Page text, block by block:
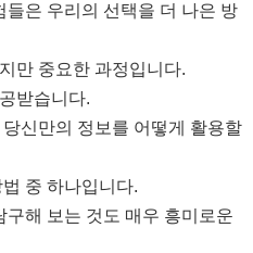
은 우리의 선택을 더 나은 방
만 중요한 과정입니다.
받습니다.
신만의 정보를 어떻게 활용할
중 하나입니다.
해 보는 것도 매우 흥미로운